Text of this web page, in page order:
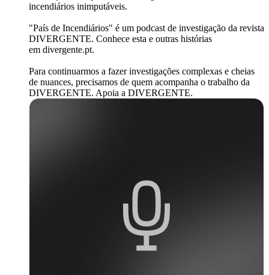
incendiários inimputáveis.
"País de Incendiários" é um podcast de investigação da revista
DIVERGENTE. Conhece esta e outras histórias
em divergente.pt.
Para continuarmos a fazer investigações complexas e cheias
de nuances, precisamos de quem acompanha o trabalho da
DIVERGENTE. Apoia a DIVERGENTE.